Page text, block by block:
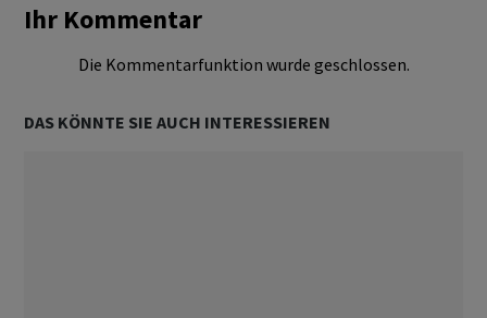
Ihr Kommentar
Die Kommentarfunktion wurde geschlossen.
DAS KÖNNTE SIE AUCH INTERESSIEREN